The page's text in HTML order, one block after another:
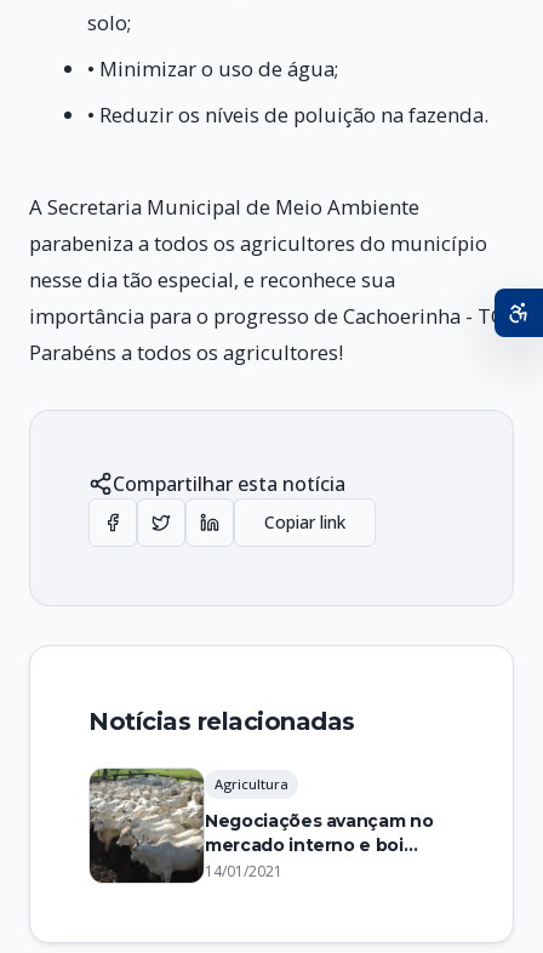
solo;
• Minimizar o uso de água;
• Reduzir os níveis de poluição na fazenda.
A Secretaria Municipal de Meio Ambiente
parabeniza a todos os agricultores do município
nesse dia tão especial, e reconhece sua
importância para o progresso de Cachoerinha - TO.
Parabéns a todos os agricultores!
Compartilhar esta notícia
Copiar link
Notícias relacionadas
Agricultura
Negociações avançam no
mercado interno e boi
gordo tem alívio nos preços
14/01/2021